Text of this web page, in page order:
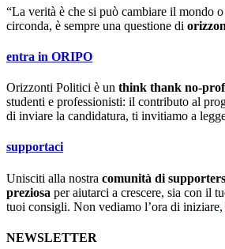
“La verità è che si può cambiare il mondo
circonda, è sempre una questione di
entra in ORIPO
Orizzonti Politici è un think thank no-
studenti e professionisti: il contributo al
di inviare la candidatura, ti invitiamo a
supportaci
Unisciti alla nostra comunità di supporters
preziosa per aiutarci a crescere, sia con il
tuoi consigli. Non vediamo l’ora di iniziare,
NEWSLETTER